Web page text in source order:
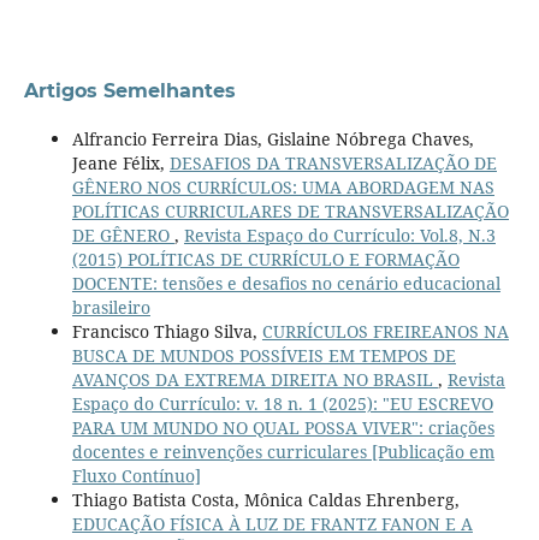
Artigos Semelhantes
Alfrancio Ferreira Dias, Gislaine Nóbrega Chaves,
Jeane Félix, DESAFIOS DA TRANSVERSALIZAÇÃO DE
GÊNERO NOS CURRÍCULOS: UMA ABORDAGEM NAS
POLÍTICAS CURRICULARES DE TRANSVERSALIZAÇÃO
DE GÊNERO , Revista Espaço do Currículo: Vol.8, N.3
(2015) POLÍTICAS DE CURRÍCULO E FORMAÇÃO
DOCENTE: tensões e desafios no cenário educacional
brasileiro
Francisco Thiago Silva, CURRÍCULOS FREIREANOS NA
BUSCA DE MUNDOS POSSÍVEIS EM TEMPOS DE
AVANÇOS DA EXTREMA DIREITA NO BRASIL , Revista
Espaço do Currículo: v. 18 n. 1 (2025): "EU ESCREVO
PARA UM MUNDO NO QUAL POSSA VIVER": criações
docentes e reinvenções curriculares [Publicação em
Fluxo Contínuo]
Thiago Batista Costa, Mônica Caldas Ehrenberg,
EDUCAÇÃO FÍSICA À LUZ DE FRANTZ FANON E A